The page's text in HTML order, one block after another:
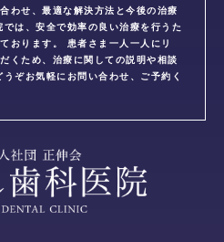
わせ、最適な解決方法と今後の治療
は、安全で効率の良い治療を行うた
おります。 患者さま一人一人にリ
くため、治療に関しての説明や相談
ぞお気軽にお問い合わせ、ご予約く